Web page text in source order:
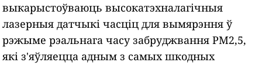
выкарыстоўваюць высокатэхналагічныя
лазерныя датчыкі часціц для вымярэння ў
рэжыме рэальнага часу забруджвання PM2,5,
які з'яўляецца адным з самых шкодных